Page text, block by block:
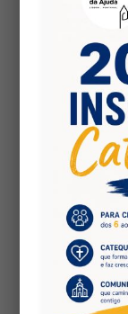
site.
PDF is
is:
Security
hosted
site.